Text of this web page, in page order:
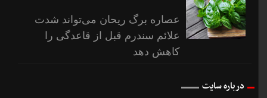
عصاره برگ ریحان می‌تواند شدت
علائم سندرم قبل از قاعدگی را
کاهش دهد
درباره سایت